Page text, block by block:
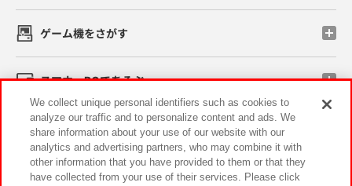
ゲーム機をさがす
スマホ・PCであそぶ
イベント・キャンペーン
We collect unique personal identifiers such as cookies to
analyze our traffic and to personalize content and ads. We
share information about your use of our website with our
analytics and advertising partners, who may combine it with
other information that you have provided to them or that they
have collected from your use of their services. Please click